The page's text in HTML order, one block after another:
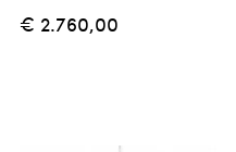
€ 2.760,00